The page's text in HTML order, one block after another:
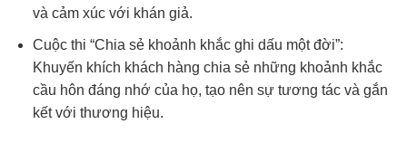
và cảm xúc với khán giả.
Cuộc thi “Chia sẻ khoảnh khắc ghi dấu một đời”:
Khuyến khích khách hàng chia sẻ những khoảnh khắc
cầu hôn đáng nhớ của họ, tạo nên sự tương tác và gắn
kết với thương hiệu.